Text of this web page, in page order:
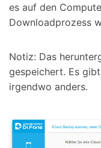
es auf den
Downloadprozess
Notiz: Das
gespeichert. Es
irgendwo anders.